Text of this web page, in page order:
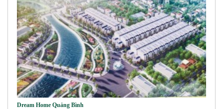
Dream Home Quảng Bình